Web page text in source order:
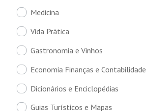
Medicina
Vida Prática
Gastronomia e Vinhos
Economia Finanças e Contabilidade
Dicionários e Enciclopédias
Guias Turísticos e Mapas